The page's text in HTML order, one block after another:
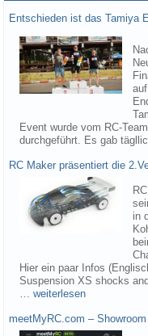
Entschieden ist das Tamiya
Event wurde vom RC-
durchgeführt. Es gab
RC Maker präsentiert die
in
Hier ein paar Infos
Suspension XS shocks
weiterlesen
meetMyRC.com – Showroom